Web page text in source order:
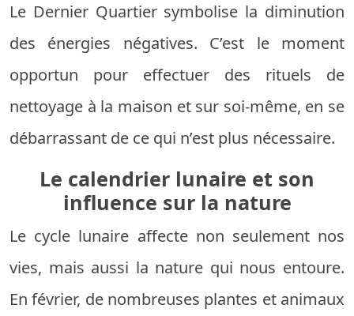
Le Dernier Quartier symbolise la diminution
des énergies négatives. C’est le moment
opportun pour effectuer des rituels de
nettoyage à la maison et sur soi-même, en se
débarrassant de ce qui n’est plus nécessaire.
Le calendrier lunaire et son
influence sur la nature
Le cycle lunaire affecte non seulement nos
vies, mais aussi la nature qui nous entoure.
En février, de nombreuses plantes et animaux